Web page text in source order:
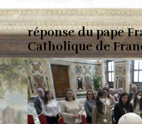
réponse du pape
Catholique de